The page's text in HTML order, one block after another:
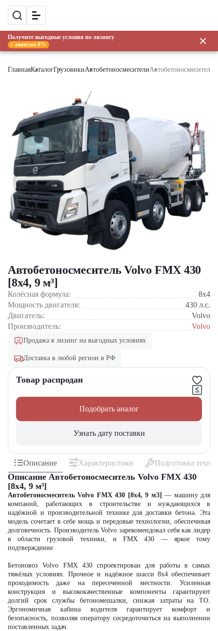
Получите выгодные условия по лизингу
с авансом 0%
ГлавнаяКаталогГрузовикиАвтобетоносмесители
Автобетоносмеситель Volvo FMX 430
[8x4, 9 м³]
Колёсная формула:
8x4
Мощность двигателя:
430 л.с.
Двигатель:
Volvo
Производитель:
Volvo
Продажа в лизинг на выгодных условиях
Доставка в любой регион в РФ
Товар распродан
Подобрать аналог
Узнать дату поставки
Описание Характеристики Подготовка
Описание Автобетоносмеситель Volvo FMX 430
[8x4, 9 м³]
Автобетоносмеситель Volvo FMX 430 [8x4, 9 м3]— машину для
компаний, работающих в строительствеи нуждающихся в
надёжной и производительной технике длядоставки бетона. Эта
модель сочетает в себе мощь и передовые технологии, обеспечивая
долговечность.Производитель Volvo зарекомендовал себя как лидер
в области грузовой техники, и FMX 430 —яркое тому
подтверждение.
Бетоновоз Volvo FMX 430спроектирован для работы в самых
тяжёлых условиях. Прочное и надёжное шасси 8x4 обеспечивает
проходимость даже на пересеченной местности. Усиленная
конструкция и высококачественные компоненты гарантируют
долгий срок службы бетономешалки, снижая затраты на ТО.
Эргономичная кабина водителя гарантирует комфорт и
безопасность, позволяя оператору сосредоточиться на выполнении
поставленных задач.